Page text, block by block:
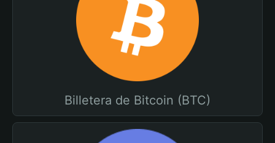
Billetera de Bitcoin (BTC)